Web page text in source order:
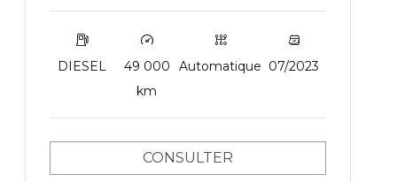
DIESEL
49 000
km
Automatique 07/2023
CONSULTER